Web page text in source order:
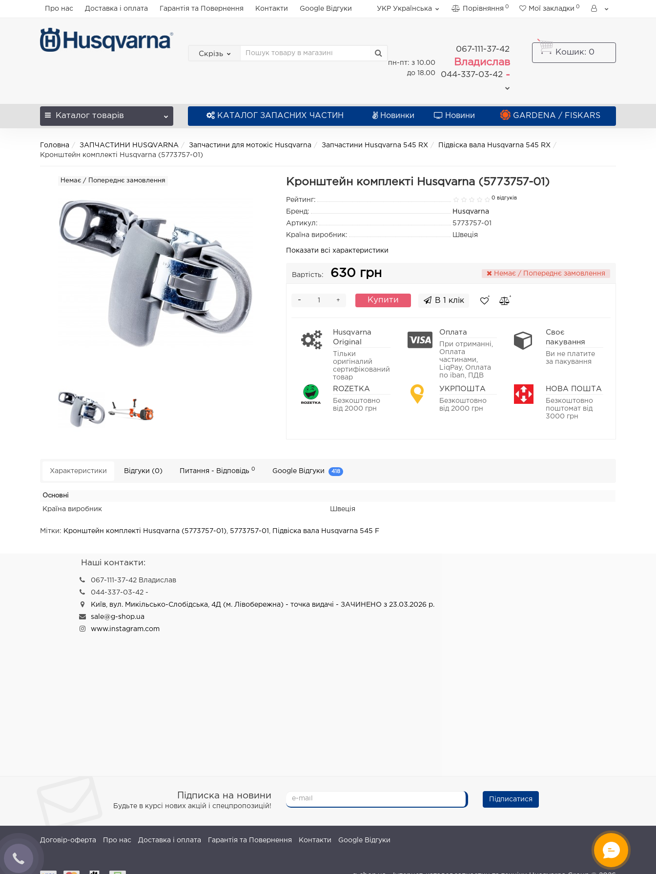
Про нас Доставка і оплата Гарантія та Повернення Контакти Google Відгуки УКР Українська Порівняння 0 Мої закладки 0
Скрізь
пн-пт: з 10.00
до 18.00
067-111-37-42
Владислав
044-337-03-42 -
Кошик: 0
Каталог товарів КАТАЛОГ ЗАПАСНИХ ЧАСТИН Новинки Новини GARDENA / FISKARS
Головна ЗАПЧАСТИНИ HUSQVARNA Запчастини для мотокіс Husqvarna Запчастини Husqvarna 545 RX
Підвіска вала Husqvarna 545 RX
Кронштейн комплекті Husqvarna (5773757-01)
Немає / Попереднє замовлення Кронштейн комплекті Husqvarna (5773757-01)
Рейтинг: 0 відгуків
Бренд:
Husqvarna
Артикул:
5773757-01
Країна виробник:
Швеція
Показати всі характеристики
Вартість: 630 грн Немає / Попереднє замовлення
+
- Купити В 1 клік
Husqvarna
Original
Тільки
оригіналий
сертифікований
товар
Оплата
При отриманні,
Оплата
частинами,
LiqPay, Оплата
по iban, ПДВ
Своє
пакування
Ви не платите
за пакування
ROZETKA
Безкоштовно
від 2000 грн
УКРПОШТА
Безкоштовно
від 2000 грн
НОВА ПОШТА
Безкоштовно
поштомат від
3000 грн
Характеристики Відгуки (0) Питання - Відповідь0 Google Відгуки 418
Основні
Країна виробник Швеція
Мітки: Кронштейн комплекті Husqvarna (5773757-01) 5773757-01 Підвіска вала Husqvarna 545 F
Наші контакти:
067-111-37-42 Владислав
044-337-03-42 -
Київ, вул. Микільсько-Слобідська, 4Д (м. Лівобережна) - точка видачі - ЗАЧИНЕНО з 23.03.2026 р.
sale@g-shop.ua
www.instagram.com
Підписка на новини
Будьте в курсі нових акцій і спецпропозицій!
Підписатися
Договір-оферта Про нас Доставка і оплата Гарантія та Повернення Контакти Google Відгуки